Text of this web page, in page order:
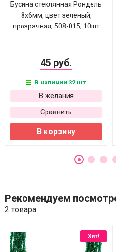
Бусина стеклянная Рондель
8х6мм, цвет зеленый,
прозрачная, 508-015, 10шт
45 руб.
В наличии 32 шт.
В желания
Сравнить
В корзину
Рекомендуем
2 товара
Хит!